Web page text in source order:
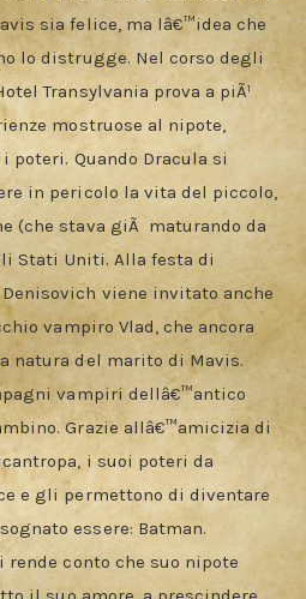
sia felice, ma lâ€™idea che
lo distrugge. Nel corso degli
Transylvania prova a piÃ¹
mostruose al nipote,
poteri. Quando Dracula si
in pericolo la vita del piccolo,
(che stava giÃ  maturando da
Stati Uniti. Alla festa di
viene invitato anche
vampiro Vlad, che ancora
natura del marito di Mavis.
vampiri dellâ€™antico
Grazie allâ€™amicizia di
i suoi poteri da
e gli permettono di diventare
essere: Batman.
rende conto che suo nipote